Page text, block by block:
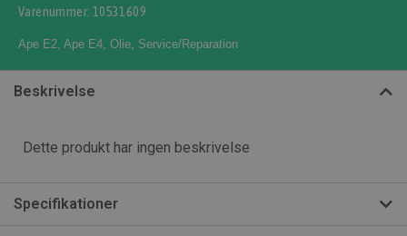
Varenummer: 10531609
Ape E2, Ape E4, Olie, Service/Reparation
Beskrivelse
Dette produkt har ingen beskrivelse
Specifikationer